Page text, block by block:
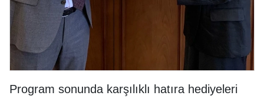
Program sonunda karşılıklı hatıra hediyeleri